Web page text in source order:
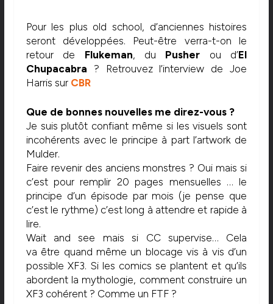
Pour les plus old school, d’anciennes histoires
seront développées. Peut-être verra-t-on le
retour de Flukeman, du Pusher ou d’El
Chupacabra ? Retrouvez l’interview de Joe
Harris sur CBR
Que de bonnes nouvelles me direz-vous ?
Je suis plutôt confiant même si les visuels sont
incohérents avec le principe à part l’artwork de
Mulder.
Faire revenir des anciens monstres ? Oui mais si
c’est pour remplir 20 pages mensuelles … le
principe d’un épisode par mois (je pense que
c’est le rythme) c’est long à attendre et rapide à
lire.
Wait and see mais si CC supervise… Cela
va être quand même un blocage vis à vis d’un
possible XF3. Si les comics se plantent et qu’ils
abordent la mythologie, comment construire un
XF3 cohérent ? Comme un FTF ?